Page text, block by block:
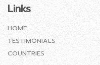
Links
HOME
TESTIMONIALS
COUNTRIES